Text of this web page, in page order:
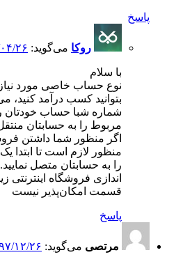
پاسخ
روکا می‌گوید: ۱۳۹۷/۰۴/
با سلام
نوع حساب خاصی مورد
بتوانید کسب درآمد کنید،
شماره شبا حساب خودتان را
مربوط را به حسابتان
اگر منظور شما داشتن
منظور لازم است تا ابتدا
را به حسابتان متصل
اندازی فروشگاه اینترنتی
قسمت امکان‌پذیر نیست
پاسخ
مرتصی می‌گوید: ۱۳۹۷/۱۲/۲۶